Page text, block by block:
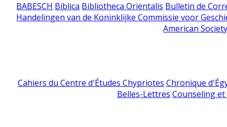
BABESCH Biblica Bibliotheca Orientalis Bulletin de
Handelingen van de Koninklijke Commissie voor
American
Cahiers du Centre d'Études Chypriotes Chronique
Belles-Lettres Counseling